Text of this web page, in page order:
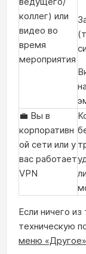
коллег) или
видео во
время
мероприятия
💼 Вы в
корпоративн
ой сети или у
вас работает
VPN
Если ничего
техническую
меню «Другое»